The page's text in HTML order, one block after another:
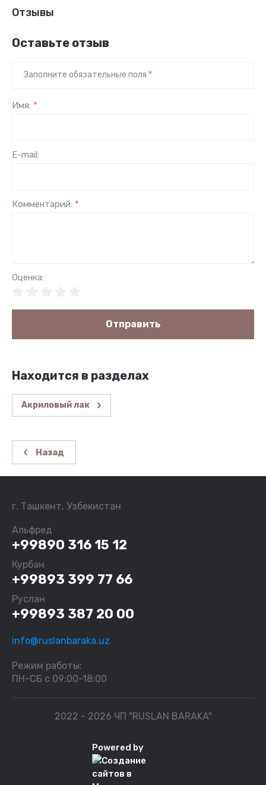
Отзывы
Оставьте отзыв
Заполните обязательные поля *
Имя: *
E-mail:
Комментарий: *
Оценка:
Отправить
Находится в разделах
Акриловый лак
Назад
г. Ташкент, Узбекистан
Альфред
+99890 316 15 12
Курбан
+99893 399 77 66
Руслан
+99893 387 20 00
info@ruslanbaraka.uz
Режим работы:
ПН-СБ с 09:00-18:00
2022 - 2026 ЧП "RUSLAN BARAKA"
Powered by